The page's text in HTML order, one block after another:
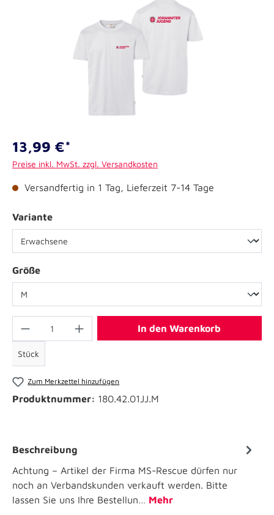
13,99 €*
Preise inkl. MwSt. zzgl. Versandkosten
Versandfertig in 1 Tag, Lieferzeit 7-14 Tage
Variante
Größe
Stück
In den Warenkorb
Zum Merkzettel hinzufügen
Produktnummer: 180.42.01JJ.M
Beschreibung
Achtung – Artikel der Firma MS-Rescue dürfen nur
noch an Verbandskunden verkauft werden. Bitte
lassen Sie uns Ihre Bestellun… Mehr